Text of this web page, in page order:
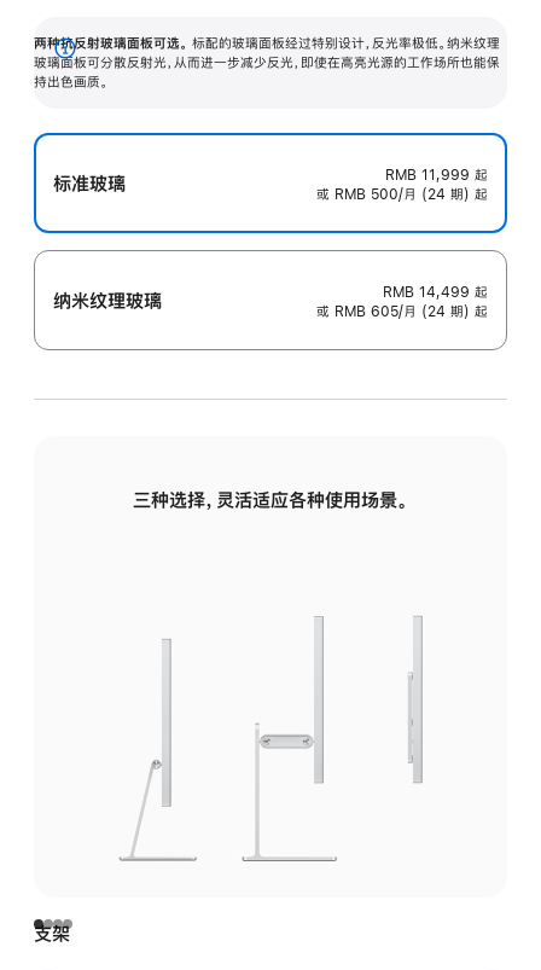
两种抗反射玻璃面板可选。 标配的玻璃面板经过特别设计，反光率极低。纳米纹理
玻璃面板可分散反射光，从而进一步减少反光，即使在高亮光源的工作场所也能保
持出色画质。
展
开
标准玻璃 RMB 11,999 起
或 RMB 500/月 (24 期) 起
纳米纹理玻璃 RMB 14,499 起
或 RMB 605/月 (24 期) 起
三种选择，灵活适应各种使用场景。
支架